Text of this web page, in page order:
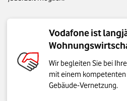
Vodafone ist
Wir begleiten Sie bei
mit einem kompetenten
Gebäude-Vernetzung.